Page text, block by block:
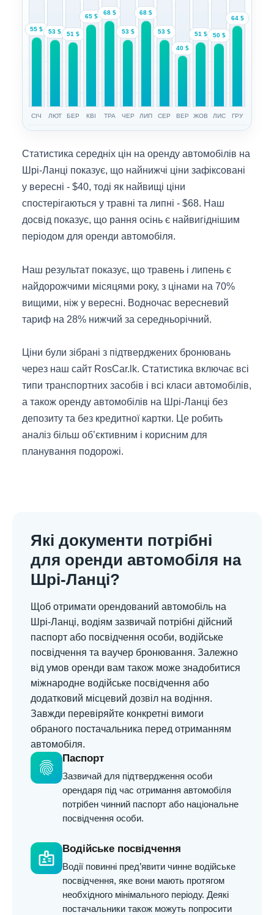
55 $
СІЧ
53 $
ЛЮТ
51 $
БЕР
65 $
КВІ
68 $
ТРА
53 $
ЧЕР
68 $
ЛИП
53 $
СЕР
40 $
ВЕР
51 $
ЖОВ
50 $
ЛИС
64 $
ГРУ
Статистика середніх цін на оренду автомобілів на
Шрі-Ланці показує, що найнижчі ціни зафіксовані
у вересні - $40, тоді як найвищі ціни
спостерігаються у травні та липні - $68. Наш
досвід показує, що рання осінь є найвигіднішим
періодом для оренди автомобіля.
Наш результат показує, що травень і липень є
найдорожчими місяцями року, з цінами на 70%
вищими, ніж у вересні. Водночас вересневий
тариф на 28% нижчий за середньорічний.
Ціни були зібрані з підтверджених бронювань
через наш сайт RosCar.lk. Статистика включає всі
типи транспортних засобів і всі класи автомобілів,
а також оренду автомобілів на Шрі-Ланці без
депозиту та без кредитної картки. Це робить
аналіз більш об’єктивним і корисним для
планування подорожі.
Які документи потрібні
для оренди автомобіля на
Шрі-Ланці?
Щоб отримати орендований автомобіль на
Шрі-Ланці, водіям зазвичай потрібні дійсний
паспорт або посвідчення особи, водійське
посвідчення та ваучер бронювання. Залежно
від умов оренди вам також може знадобитися
міжнародне водійське посвідчення або
додатковий місцевий дозвіл на водіння.
Завжди перевіряйте конкретні вимоги
обраного постачальника перед отриманням
автомобіля.
fingerprint
Паспорт
Зазвичай для підтвердження особи
орендаря під час отримання автомобіля
потрібен чинний паспорт або національне
посвідчення особи.
badge
Водійське посвідчення
Водії повинні пред’явити чинне водійське
посвідчення, яке вони мають протягом
необхідного мінімального періоду. Деякі
постачальники також можуть попросити